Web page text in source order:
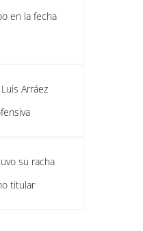
en la fecha
Arráez
su racha
titular